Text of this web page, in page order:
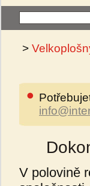
>
V polovině